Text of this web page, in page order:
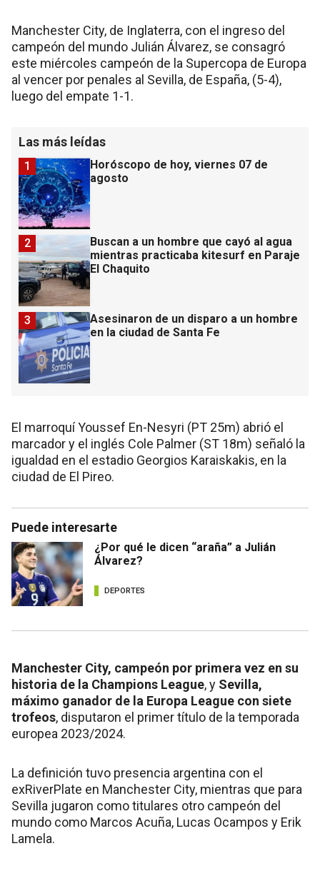
Manchester City, de Inglaterra, con el ingreso del
campeón del mundo Julián Álvarez, se consagró
este miércoles campeón de la Supercopa de Europa
al vencer por penales al Sevilla, de España, (5-4),
luego del empate 1-1.
Las más leídas
Horóscopo de hoy, viernes 07 de
agosto
1
Buscan a un hombre que cayó al agua
mientras practicaba kitesurf en Paraje
El Chaquito
2
Asesinaron de un disparo a un hombre
en la ciudad de Santa Fe
3
El marroquí Youssef En-Nesyri (PT 25m) abrió el
marcador y el inglés Cole Palmer (ST 18m) señaló la
igualdad en el estadio Georgios Karaiskakis, en la
ciudad de El Pireo.
Puede interesarte
¿Por qué le dicen “araña” a Julián
Álvarez?
DEPORTES
Manchester City, campeón por primera vez en su
historia de la Champions League, y Sevilla,
máximo ganador de la Europa League con siete
trofeos, disputaron el primer título de la temporada
europea 2023/2024.
La definición tuvo presencia argentina con el
exRiverPlate en Manchester City, mientras que para
Sevilla jugaron como titulares otro campeón del
mundo como Marcos Acuña, Lucas Ocampos y Erik
Lamela.